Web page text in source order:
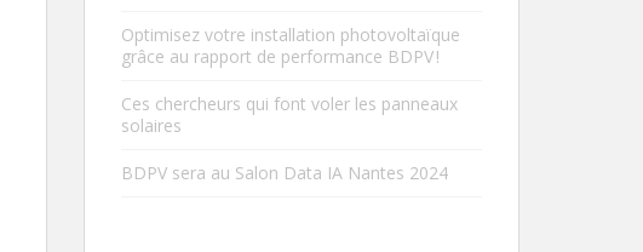
Optimisez votre installation photovoltaïque
grâce au rapport de performance BDPV !
Ces chercheurs qui font voler les panneaux
solaires
BDPV sera au Salon Data IA Nantes 2024